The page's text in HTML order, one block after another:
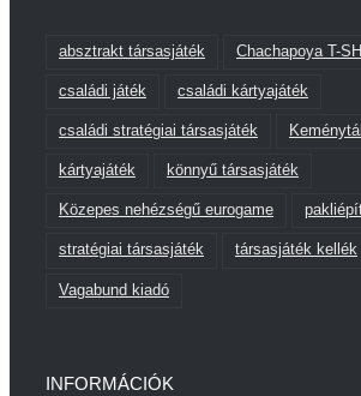
absztrakt társasjáték Chachapoya T-
családi játék családi kártyajáték
családi stratégiai társasjáték
kártyajáték könnyű társasjáték
Közepes nehézségű eurogame
stratégiai társasjáték társasjáték kellék
Vagabund kiadó
INFORMÁCIÓK